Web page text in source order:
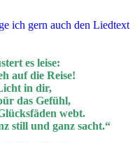
ich gern auch den Liedtext
es leise:
auf die Reise!
in dir,
das Gefühl,
webt.
still und ganz sacht.“